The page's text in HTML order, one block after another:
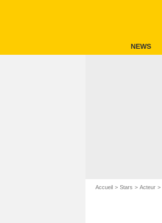
NEWS
Accueil Stars Acteur